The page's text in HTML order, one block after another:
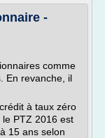
-
comme
En revanche, il
à taux zéro
PTZ 2016 est
15 ans selon